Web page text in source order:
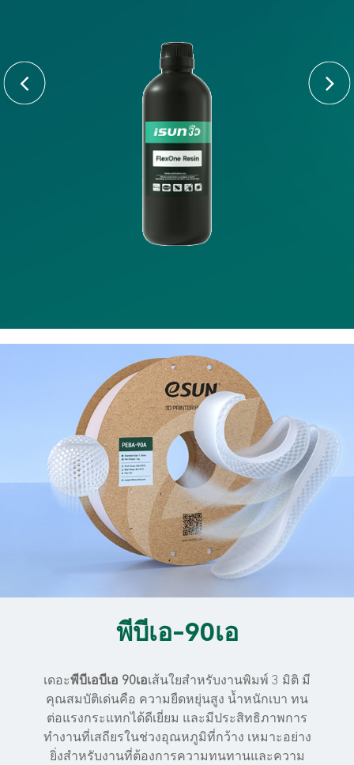
พีบีเอ-90เอ
เดอะพีบีเอบีเอ 90เอเส้นใยสำหรับงานพิมพ์ 3 มิติ มี
คุณสมบัติเด่นคือ ความยืดหยุ่นสูง น้ำหนักเบา ทน
ต่อแรงกระแทกได้ดีเยี่ยม และมีประสิทธิภาพการ
ทำงานที่เสถียรในช่วงอุณหภูมิที่กว้าง เหมาะอย่าง
ยิ่งสำหรับงานที่ต้องการความทนทานและความ